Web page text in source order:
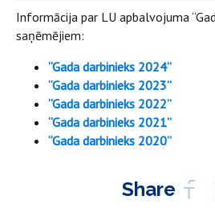
Informācija par LU apbalvojuma
saņēmējiem:
“Gada darbinieks 2024”
“Gada darbinieks 2023”
“Gada darbinieks 2022”
“Gada darbinieks 2021”
“Gada darbinieks 2020”
Share